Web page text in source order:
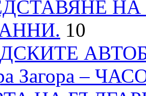
10
Загора –